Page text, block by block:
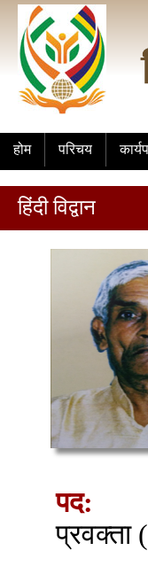
होम परिचय
हिंदी विद्वान
पद:
प्रवक्ता